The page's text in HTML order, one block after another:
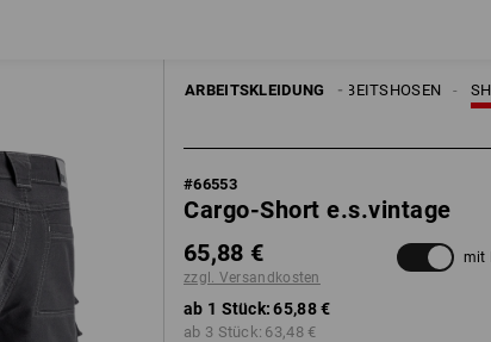
ARBEITSKLEIDUNG ARBEITSHOSEN
HERREN
#66553
Cargo-Short e.s.vintage
65,88 €
zzgl. Versandkosten
mit
ab 1 Stück: 65,88 €
ab 3 Stück: 63,48 €